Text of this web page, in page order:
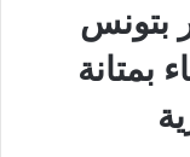
بتونس
بمتانة